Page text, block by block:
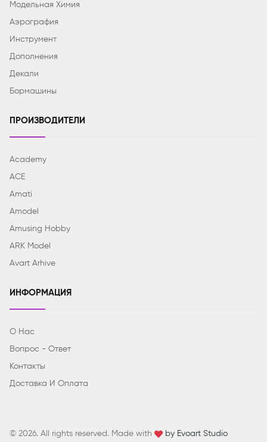
Модельная Химия
Аэрография
Инструмент
Дополнения
Декали
Бормашины
ПРОИЗВОДИТЕЛИ
Academy
ACE
Amati
Amodel
Amusing Hobby
ARK Model
Avart Arhive
ИНФОРМАЦИЯ
О Нас
Вопрос - Ответ
Контакты
Доставка И Оплата
© 2026. All rights reserved. Made with by Evoart Studio